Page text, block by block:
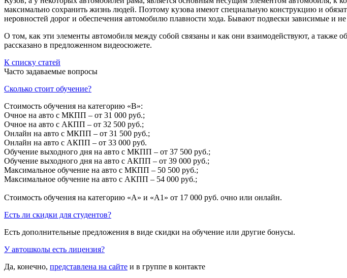
максимально сохранить жизнь людей. Поэтому кузова имеют специальную конструкцию и
неровностей дорог и обеспечения автомобилю плавности хода. Бывают подвески зависимые и
О том, как эти элементы автомобиля между собой связаны и как они взаимодействуют, а также
рассказано в предложенном видеосюжете.
К списку статей
Часто задаваемые вопросы
Сколько стоит обучение?
Стоимость обучения на категорию «B»:
Очное на авто с МКПП – от 31 000 руб.;
Очное на авто с АКПП – от 32 500 руб.;
Онлайн на авто с МКПП – от 31 500 руб.;
Онлайн на авто с АКПП – от 33 000 руб.
Обучение выходного дня на авто с МКПП – от 37 500 руб.;
Обучение выходного дня на авто с АКПП – от 39 000 руб.;
Максимальное обучение на авто с МКПП – 50 500 руб.;
Максимальное обучение на авто с АКПП – 54 000 руб.;
Стоимость обучения на категорию «A» и «A1» от 17 000 руб. очно или онлайн.
Есть ли скидки для студентов?
Есть дополнительные предложения в виде скидки на обучение или другие бонусы.
У автошколы есть лицензия?
Да, конечно, представлена на сайте и в группе в контакте